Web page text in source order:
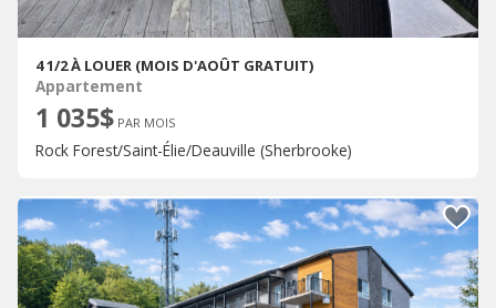
4 1/2 À LOUER (MOIS D'AOÛT GRATUIT)
Appartement
1 035$ PAR MOIS
Rock Forest/Saint-Élie/Deauville (Sherbrooke)